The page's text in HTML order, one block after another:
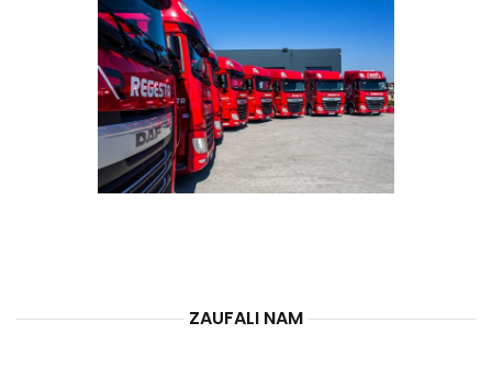
ZAUFALI NAM